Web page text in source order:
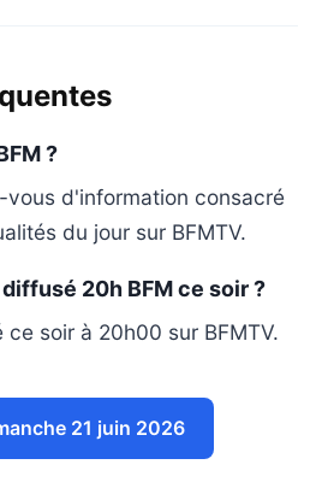
?
d'information consacré
du jour sur BFMTV.
20h BFM ce soir ?
soir à 20h00 sur BFMTV.
21 juin 2026